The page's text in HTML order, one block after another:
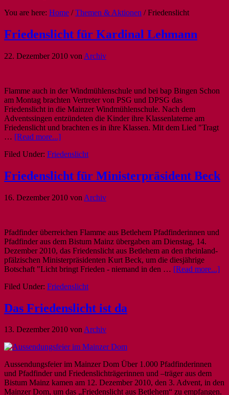
You are here: Home / Themen & Aktionen /Friedenslicht
Friedenslicht für Kardinal Lehmann
22. Dezember 2010 von Archiv
Flamme auch in der Windmühlenschule und bei bap Bingen Schon
am Montag brachten Vertreter von PSG und DPSG das
Friedenslicht in die Mainzer Windmühlenschule. Nach dem
Adventssingen entzündeten die Kinder ihre Klassenlaterne am
Friedenslicht und brachten es in ihre Klassen. Mit dem Lied "Tragt
… [Read more...]
Filed Under: Friedenslicht
Friedenslicht für Ministerpräsident Beck
16. Dezember 2010 von Archiv
Pfadfinder überreichen Flamme aus Betlehem Pfadfinderinnen und
Pfadfinder aus dem Bistum Mainz übergaben am Dienstag, 14.
Dezember 2010, das Friedenslicht aus Betlehem an den rheinland-
pfälzischen Ministerpräsidenten Kurt Beck, um die diesjährige
Botschaft "Licht bringt Frieden - niemand in den … [Read more...]
Filed Under: Friedenslicht
Das Friedenslicht ist da
13. Dezember 2010 vonArchiv
Aussendungsfeier im Mainzer Dom Über 1.000 Pfadfinderinnen
und Pfadfinder und Friedenslichträgerinnen und –träger aus dem
Bistum Mainz kamen am 12. Dezember 2010, den 3. Advent, in den
Mainzer Dom, um das „Friedenslicht aus Betlehem“ zu empfangen.